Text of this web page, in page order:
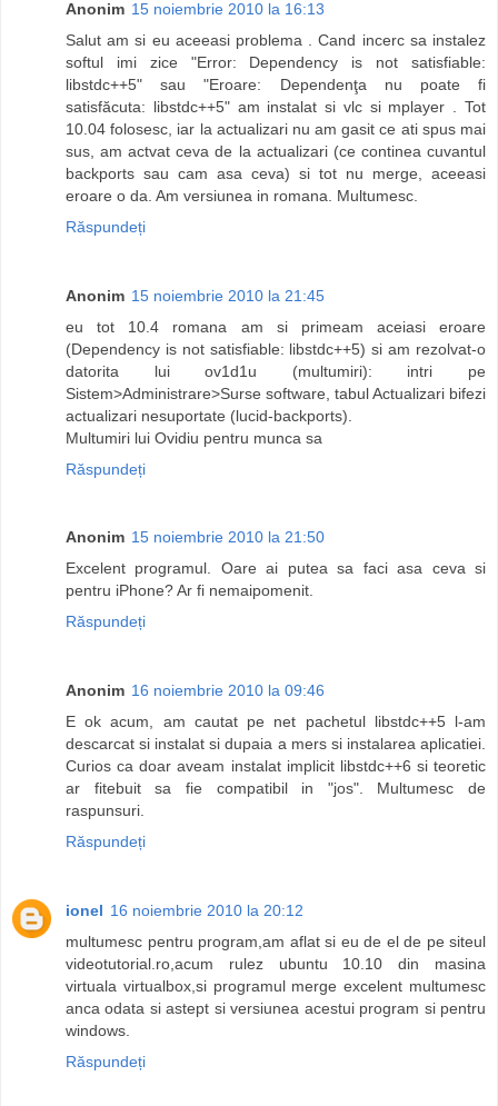
Anonim 15 noiembrie 2010 la 16:13
Salut am si eu aceeasi problema . Cand incerc sa instalez
softul imi zice "Error: Dependency is not satisfiable:
libstdc++5" sau "Eroare: Dependenţa nu poate fi
satisfăcuta: libstdc++5" am instalat si vlc si mplayer . Tot
10.04 folosesc, iar la actualizari nu am gasit ce ati spus mai
sus, am actvat ceva de la actualizari (ce continea cuvantul
backports sau cam asa ceva) si tot nu merge, aceeasi
eroare o da. Am versiunea in romana. Multumesc.
Răspundeți
Anonim 15 noiembrie 2010 la 21:45
eu tot 10.4 romana am si primeam aceiasi eroare
(Dependency is not satisfiable: libstdc++5) si am rezolvat-o
datorita lui ov1d1u (multumiri): intri pe
Sistem>Administrare>Surse software, tabul Actualizari bifezi
actualizari nesuportate (lucid-backports).
Multumiri lui Ovidiu pentru munca sa
Răspundeți
Anonim 15 noiembrie 2010 la 21:50
Excelent programul. Oare ai putea sa faci asa ceva si
pentru iPhone? Ar fi nemaipomenit.
Răspundeți
Anonim 16 noiembrie 2010 la 09:46
E ok acum, am cautat pe net pachetul libstdc++5 l-am
descarcat si instalat si dupaia a mers si instalarea aplicatiei.
Curios ca doar aveam instalat implicit libstdc++6 si teoretic
ar fitebuit sa fie compatibil in "jos". Multumesc de
raspunsuri.
Răspundeți
ionel 16 noiembrie 2010 la 20:12
multumesc pentru program,am aflat si eu de el de pe siteul
videotutorial.ro,acum rulez ubuntu 10.10 din masina
virtuala virtualbox,si programul merge excelent multumesc
anca odata si astept si versiunea acestui program si pentru
windows.
Răspundeți